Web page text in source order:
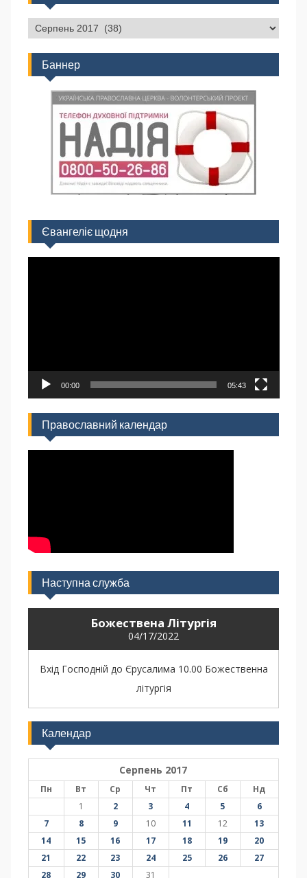
Баннер
Євангеліє щодня
00:00 05:43
Православний календар
Наступна служба
Божествена Літургія
04/17/2022
Вхід Господній до Єрусалима 10.00 Божественна
літургія
Календар
Серпень 2017
Пн Вт Ср Чт Пт Сб
Нд
1
2 3 4 5
6
7
8 9 10 11 12
13
14
15 16 17 18 19
20
21
22 23 24 25 26
27
28
29 30 31